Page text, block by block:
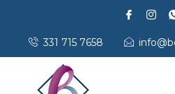
331 715 7658